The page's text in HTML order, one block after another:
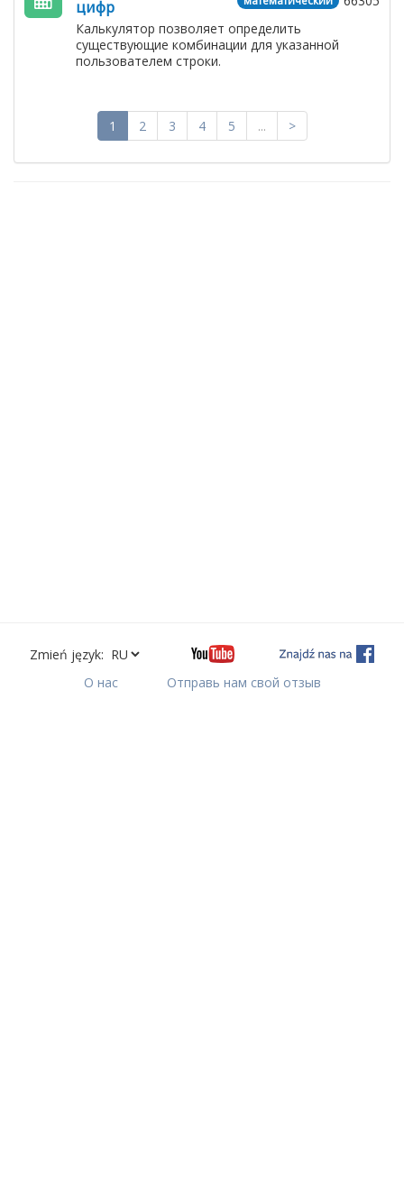
цифр
Калькулятор позволяет определить
существующие комбинации для указанной
пользователем строки.
1 2 3 4 5 ... >
Zmień język:
О нас
Отправь нам свой отзыв